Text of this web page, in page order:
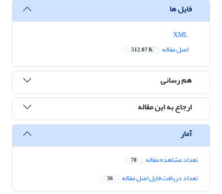
فایل ها
اصل مقاله
512.07 K
هم رسانی
ارجاع به این مقاله
آمار
تعداد مشاهده مقاله 70
تعداد دریافت فایل اصل مقاله 36